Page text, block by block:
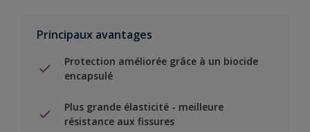
Principaux avantages
Protection améliorée grâce à un biocide
encapsulé
Plus grande élasticité - meilleure
résistance aux fissures